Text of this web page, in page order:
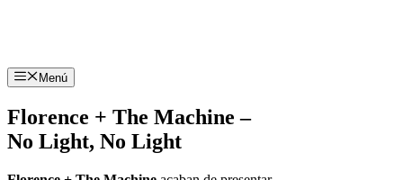
Menú
Florence + The Machine –
No Light, No Light